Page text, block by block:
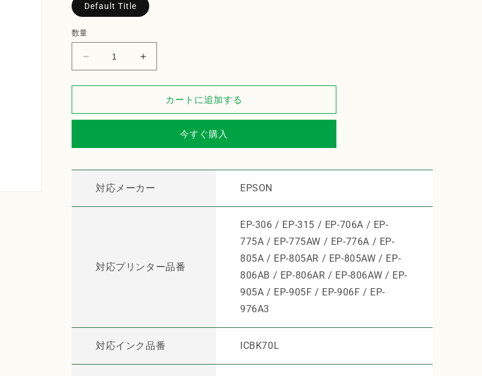
Default Title
数量
EPSON
ン
カ
ト
ICBK70L
ブ
EPSON
ン
カ
ト
ジ
ICBK70L
サ
イ
ク
ブ
カートに追加する
今すぐ購入
対応メーカー EPSON
対応プリンター品番
EP-306 / EP-315 / EP-706A / EP-
775A / EP-775AW / EP-776A / EP-
805A / EP-805AR / EP-805AW / EP-
806AB / EP-806AR / EP-806AW / EP-
905A / EP-905F / EP-906F / EP-
976A3
対応インク品番 ICBK70L